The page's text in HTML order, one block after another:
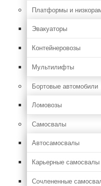
Платформы и
Эвакуаторы
Контейнеровозы
Мультилифты
Бортовые автомобили
Ломовозы
Самосвалы
Автосамосвалы
Карьерные самосвалы
Сочлененные